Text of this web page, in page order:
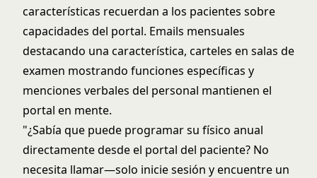
características recuerdan a los pacientes sobre
capacidades del portal. Emails mensuales
destacando una característica, carteles en salas de
examen mostrando funciones específicas y
menciones verbales del personal mantienen el
portal en mente.
"¿Sabía que puede programar su físico anual
directamente desde el portal del paciente? No
necesita llamar—solo inicie sesión y encuentre un